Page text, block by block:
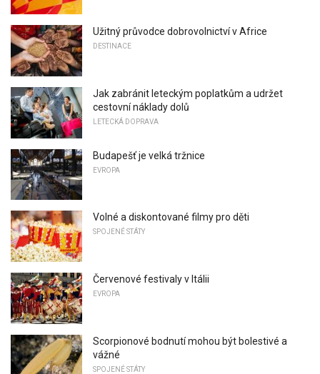
Užitný průvodce dobrovolnictví v Africe
DESTINACE
Jak zabránit leteckým poplatkům a udržet
cestovní náklady dolů
LETECKÁ DOPRAVA
Budapešť je velká tržnice
EVROPA
Volné a diskontované filmy pro děti
SPOJENÉ STÁTY
Červenové festivaly v Itálii
EVROPA
Scorpionové bodnutí mohou být bolestivé a
vážné
SPOJENÉ STÁTY